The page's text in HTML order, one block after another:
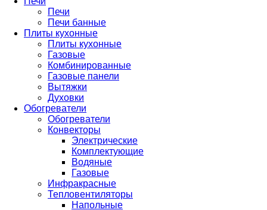
Печи
Печи банные
Плиты кухонные
Плиты кухонные
Газовые
Комбинированные
Газовые панели
Вытяжки
Духовки
Обогреватели
Обогреватели
Конвекторы
Электрические
Комплектующие
Водяные
Газовые
Инфракрасные
Тепловентиляторы
Напольные